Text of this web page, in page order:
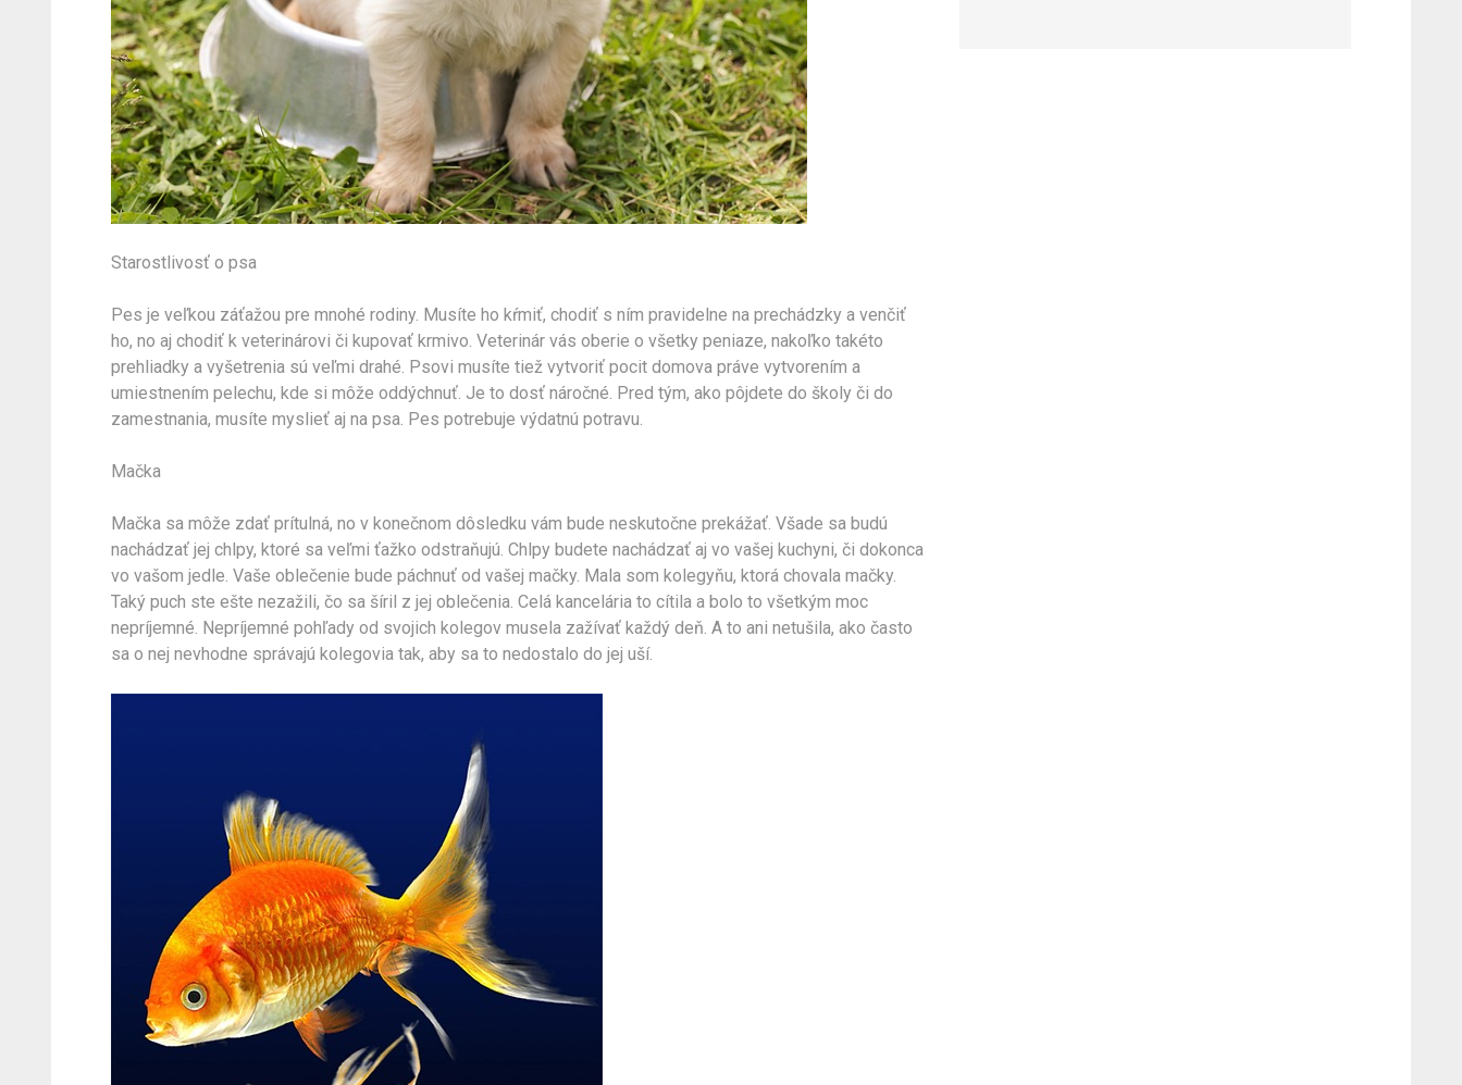
Starostlivosť o psa
Pes je veľkou záťažou pre mnohé rodiny. Musíte ho kŕmiť, chodiť s ním pravidelne na prechádzky a venčiť
ho, no aj chodiť k veterinárovi či kupovať krmivo. Veterinár vás oberie o všetky peniaze, nakoľko takéto
prehliadky a vyšetrenia sú veľmi drahé. Psovi musíte tiež vytvoriť pocit domova práve vytvorením a
umiestnením pelechu, kde si môže oddýchnuť. Je to dosť náročné. Pred tým, ako pôjdete do školy či do
zamestnania, musíte myslieť aj na psa. Pes potrebuje výdatnú potravu.
Mačka
Mačka sa môže zdať prítulná, no v konečnom dôsledku vám bude neskutočne prekážať. Všade sa budú
nachádzať jej chlpy, ktoré sa veľmi ťažko odstraňujú. Chlpy budete nachádzať aj vo vašej kuchyni, či dokonca
vo vašom jedle. Vaše oblečenie bude páchnuť od vašej mačky. Mala som kolegyňu, ktorá chovala mačky.
Taký puch ste ešte nezažili, čo sa šíril z jej oblečenia. Celá kancelária to cítila a bolo to všetkým moc
nepríjemné. Nepríjemné pohľady od svojich kolegov musela zažívať každý deň. A to ani netušila, ako často
sa o nej nevhodne správajú kolegovia tak, aby sa to nedostalo do jej uší.